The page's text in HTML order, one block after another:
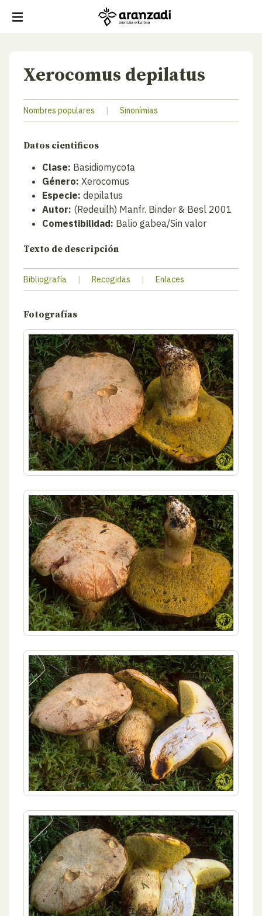
Xerocomus depilatus
Nombres populares | Sinonímias
Datos cientificos
Clase: Basidiomycota
Género: Xerocomus
Especie: depilatus
Autor: (Redeuilh) Manfr. Binder & Besl 2001
Comestibilidad: Balio gabea/Sin valor
Texto de descripción
Bibliografía | Recogidas | Enlaces
Fotografías